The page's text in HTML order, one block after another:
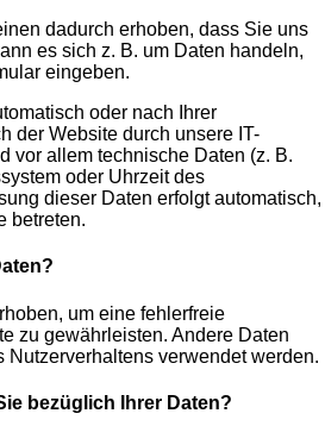
dadurch erhoben, dass Sie uns
es sich z. B. um Daten handeln,
eingeben.
oder nach Ihrer
der Website durch unsere IT-
vor allem technische Daten (z. B.
oder Uhrzeit des
dieser Daten erfolgt automatisch,
betreten.
um eine fehlerfreie
zu gewährleisten. Andere Daten
Nutzerverhaltens verwendet werden.
bezüglich Ihrer Daten?